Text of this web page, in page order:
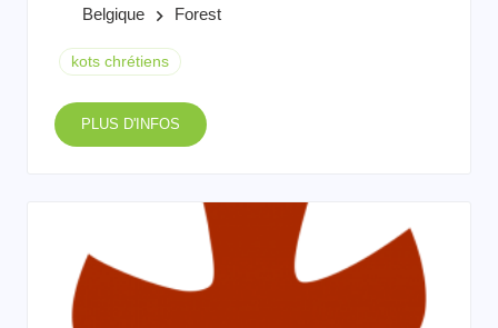
Belgique
keyboard_arrow_right Forest
kots chrétiens
PLUS D'INFOS